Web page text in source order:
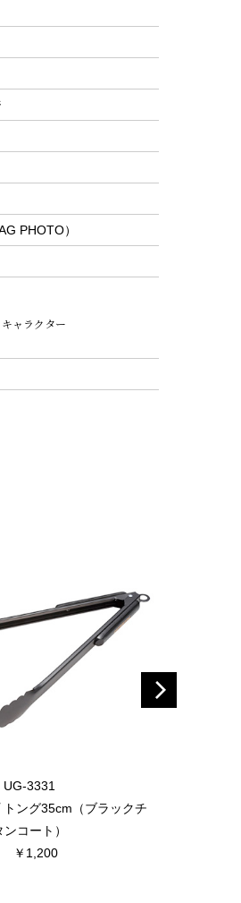
PHOTO）
キャラクター
UG-3331
ング35cm（ブラックチ
ンコート）
￥1,200